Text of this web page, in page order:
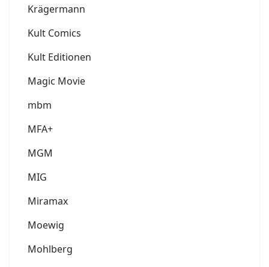
Krägermann
Kult Comics
Kult Editionen
Magic Movie
mbm
MFA+
MGM
MIG
Miramax
Moewig
Mohlberg